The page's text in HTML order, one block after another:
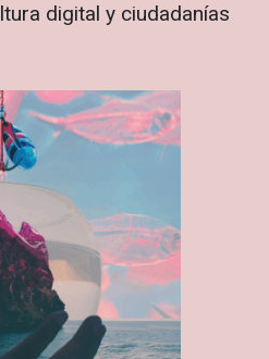
digital y ciudadanías